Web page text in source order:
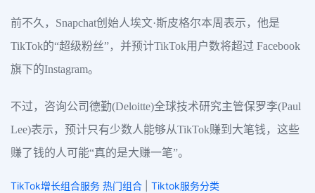
前不久，Snapchat创始人埃文·斯皮格尔本周表示，他是
TikTok的“超级粉丝”，并预计TikTok用户数将超过 Facebook
旗下的Instagram。
不过，咨询公司德勤(Deloitte)全球技术研究主管保罗李(Paul
Lee)表示，预计只有少数人能够从TikTok赚到大笔钱，这些
赚了钱的人可能“真的是大赚一笔”。
TikTok增长组合服务 热门组合 Tiktok服务分类